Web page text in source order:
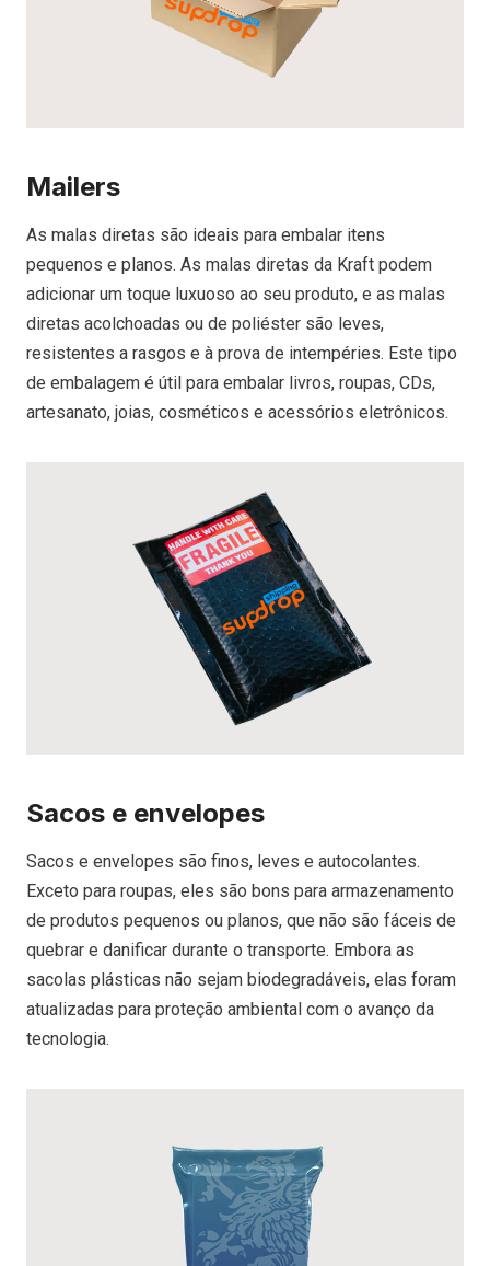
Mailers
As malas diretas são ideais para embalar itens
pequenos e planos. As malas diretas da Kraft podem
adicionar um toque luxuoso ao seu produto, e as malas
diretas acolchoadas ou de poliéster são leves,
resistentes a rasgos e à prova de intempéries. Este tipo
de embalagem é útil para embalar livros, roupas, CDs,
artesanato, joias, cosméticos e acessórios eletrônicos.
Sacos e envelopes
Sacos e envelopes são finos, leves e autocolantes.
Exceto para roupas, eles são bons para armazenamento
de produtos pequenos ou planos, que não são fáceis de
quebrar e danificar durante o transporte. Embora as
sacolas plásticas não sejam biodegradáveis, elas foram
atualizadas para proteção ambiental com o avanço da
tecnologia.